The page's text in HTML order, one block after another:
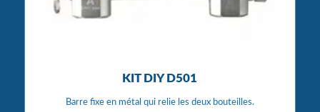
KIT DIY D501
Barre fixe en métal qui relie les deux bouteilles.